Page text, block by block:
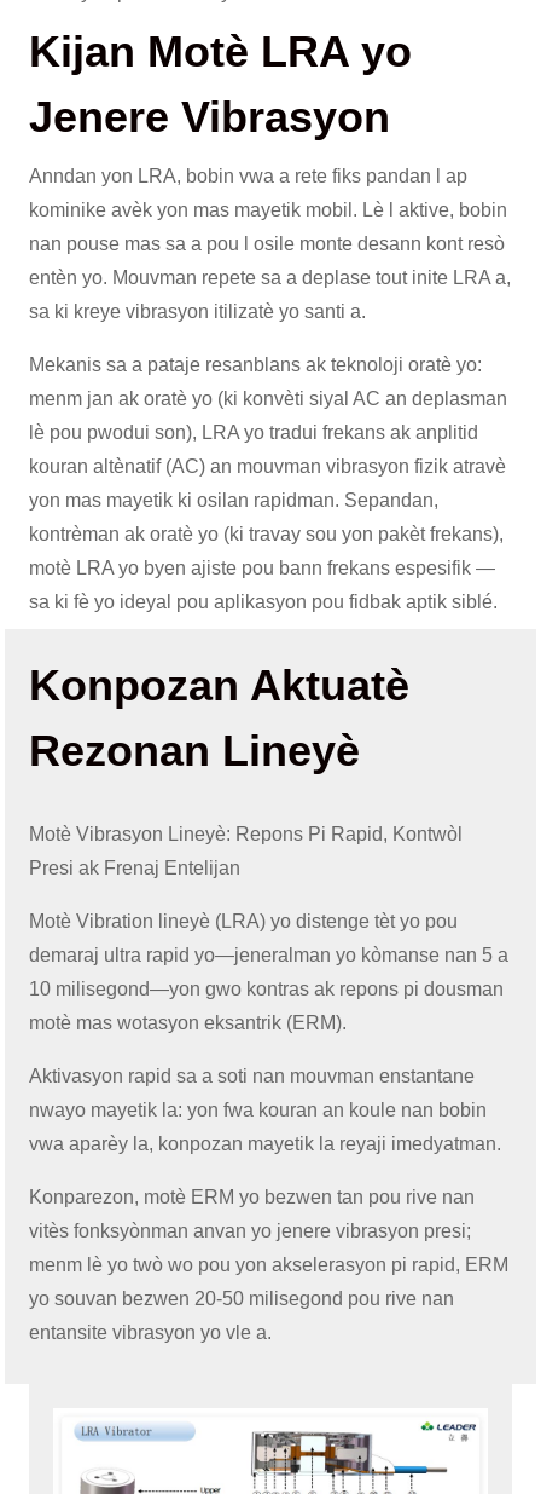
Kijan Motè LRA yo
Jenere Vibrasyon
Anndan yon LRA, bobin vwa a rete fiks pandan l ap
kominike avèk yon mas mayetik mobil. Lè l aktive, bobin
nan pouse mas sa a pou l osile monte desann kont resò
entèn yo. Mouvman repete sa a deplase tout inite LRA a,
sa ki kreye vibrasyon itilizatè yo santi a.
Mekanis sa a pataje resanblans ak teknoloji oratè yo:
menm jan ak oratè yo (ki konvèti siyal AC an deplasman
lè pou pwodui son), LRA yo tradui frekans ak anplitid
kouran altènatif (AC) an mouvman vibrasyon fizik atravè
yon mas mayetik ki osilan rapidman. Sepandan,
kontrèman ak oratè yo (ki travay sou yon pakèt frekans),
motè LRA yo byen ajiste pou bann frekans espesifik —
sa ki fè yo ideyal pou aplikasyon pou fidbak aptik siblé.
Konpozan Aktuatè
Rezonan Lineyè
Motè Vibrasyon Lineyè: Repons Pi Rapid, Kontwòl
Presi ak Frenaj Entelijan
Motè Vibration lineyè (LRA) yo distenge tèt yo pou
demaraj ultra rapid yo—jeneralman yo kòmanse nan 5 a
10 milisegond—yon gwo kontras ak repons pi dousman
motè mas wotasyon eksantrik (ERM).
Aktivasyon rapid sa a soti nan mouvman enstantane
nwayo mayetik la: yon fwa kouran an koule nan bobin
vwa aparèy la, konpozan mayetik la reyaji imedyatman.
Konparezon, motè ERM yo bezwen tan pou rive nan
vitès fonksyònman anvan yo jenere vibrasyon presi;
menm lè yo twò wo pou yon akselerasyon pi rapid, ERM
yo souvan bezwen 20-50 milisegond pou rive nan
entansite vibrasyon yo vle a.